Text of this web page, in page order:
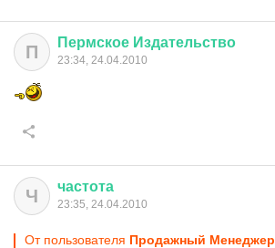
П Пермское Издательство
23:34, 24.04.2010
Ч частота
23:35, 24.04.2010
От пользователя Продажный Менеджер